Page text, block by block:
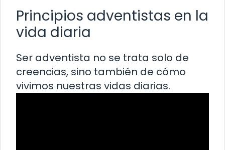
Principios adventistas en la
vida diaria
Ser adventista no se trata solo de
creencias, sino también de cómo
vivimos nuestras vidas diarias.